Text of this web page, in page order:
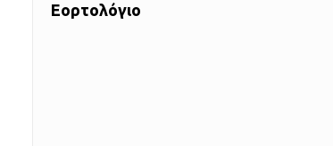
Εορτολόγιο